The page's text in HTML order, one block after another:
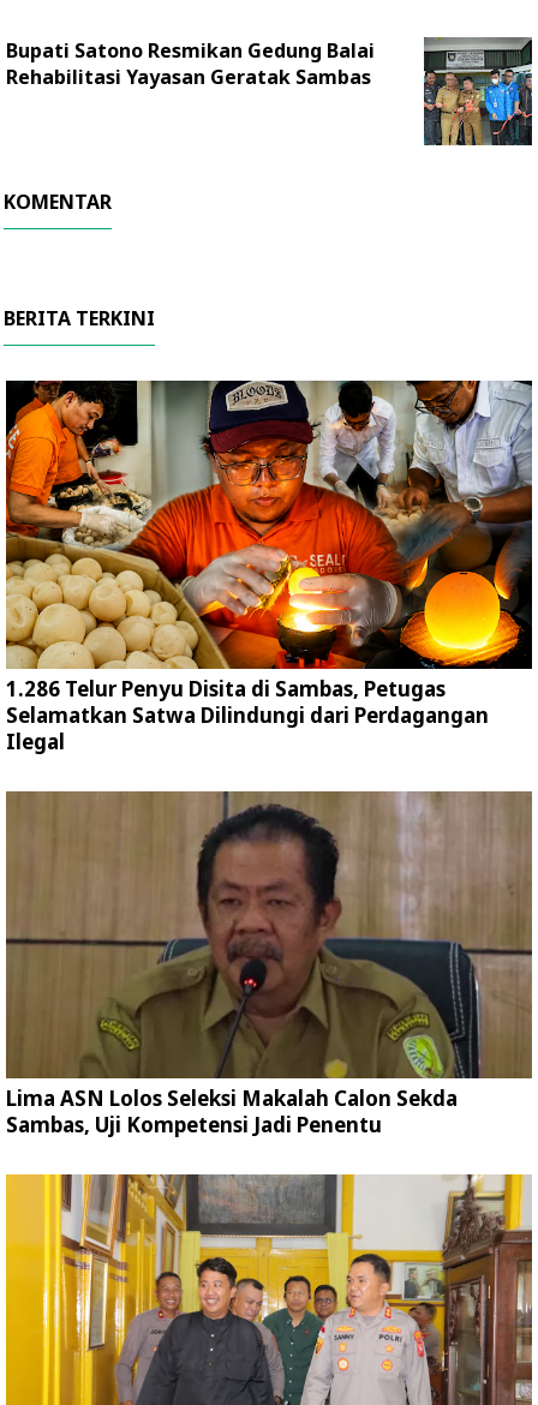
Bupati Satono Resmikan Gedung Balai
Rehabilitasi Yayasan Geratak Sambas
KOMENTAR
BERITA TERKINI
1.286 Telur Penyu Disita di Sambas, Petugas
Selamatkan Satwa Dilindungi dari Perdagangan
Ilegal
Lima ASN Lolos Seleksi Makalah Calon Sekda
Sambas, Uji Kompetensi Jadi Penentu